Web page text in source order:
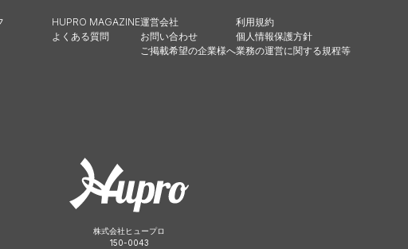
HUPRO MAGAZINE
よくある質問
運営会社
お問い合わせ
ご掲載希望の企業様へ
利用規約
個人情報保護方針
業務の運営に関する規程等
株式会社ヒュープロ
150-0043